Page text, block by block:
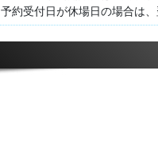
予約受付日が休場日の場合は、